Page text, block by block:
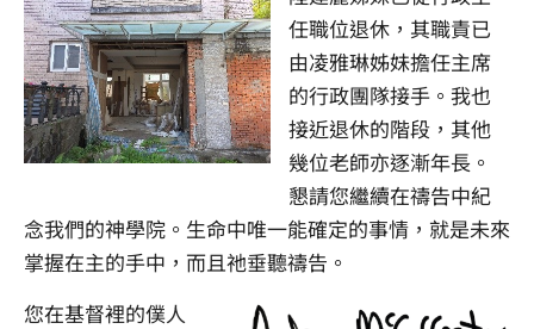
任職位退休，其職責已
由凌雅琳姊妹擔任主席
的行政團隊接手。我也
接近退休的階段，其他
幾位老師亦逐漸年長。
懇請您繼續在禱告中紀
念我們的神學院。生命中唯一能確定的事情，就是未來
掌握在主的手中，而且祂垂聽禱告。
您在基督裡的僕人